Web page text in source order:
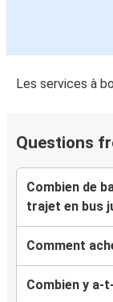
Les services à
Questions
Combien de
trajet en bus
Comment
Combien y a-